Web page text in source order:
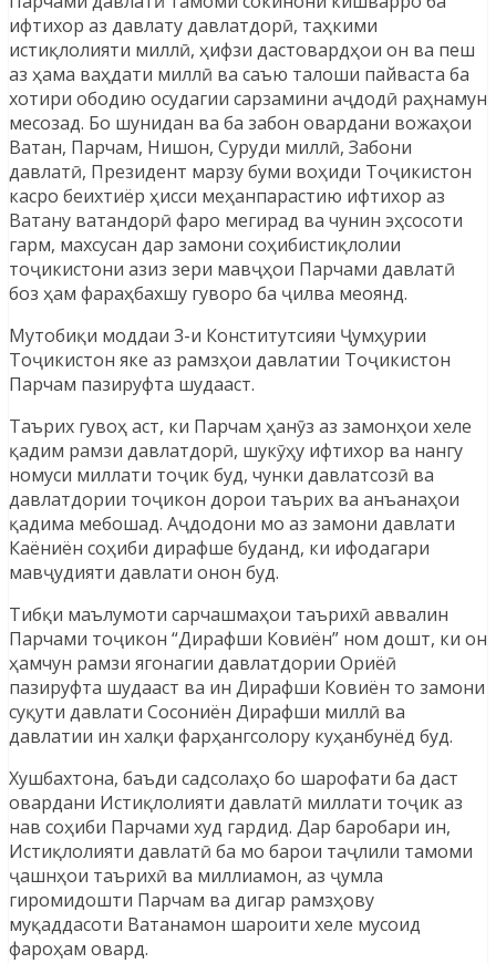
ифтихор аз давлату давлатдорӣ, таҳкими
истиқлолияти миллӣ, ҳифзи дастовардҳои он ва пеш
аз ҳама ваҳдати миллӣ ва саъю талоши пайваста ба
хотири ободию осудагии сарзамини аҷдодӣ раҳнамун
месозад. Бо шунидан ва ба забон овардани вожаҳои
Ватан, Парчам, Нишон, Суруди миллӣ, Забони
давлатӣ, Президент марзу буми воҳиди Тоҷикистон
касро беихтиёр ҳисси меҳанпарастию ифтихор аз
Ватану ватандорӣ фаро мегирад ва чунин эҳсосоти
гарм, махсусан дар замони соҳибистиқлолии
тоҷикистони азиз зери мавҷҳои Парчами давлатӣ
боз ҳам фараҳбахшу гуворо ба ҷилва меоянд.
Мутобиқи моддаи 3-и Конститутсияи Ҷумҳурии
Тоҷикистон яке аз рамзҳои давлатии Тоҷикистон
Парчам пазируфта шудааст.
Таърих гувоҳ аст, ки Парчам ҳанӯз аз замонҳои хеле
қадим рамзи давлатдорӣ, шукӯҳу ифтихор ва нангу
номуси миллати тоҷик буд, чунки давлатсозӣ ва
давлатдории тоҷикон дорои таърих ва анъанаҳои
қадима мебошад. Аҷдодони мо аз замони давлати
Каёниён соҳиби дирафше буданд, ки ифодагари
мавҷудияти давлати онон буд.
Тибқи маълумоти сарчашмаҳои таърихӣ аввалин
Парчами тоҷикон “Дирафши Ковиён” ном дошт, ки он
ҳамчун рамзи ягонагии давлатдории Ориёӣ
пазируфта шудааст ва ин Дирафши Ковиён то замони
суқути давлати Сосониён Дирафши миллӣ ва
давлатии ин халқи фарҳангсолору куҳанбунёд буд.
Хушбахтона, баъди садсолаҳо бо шарофати ба даст
овардани Истиқлолияти давлатӣ миллати тоҷик аз
нав соҳиби Парчами худ гардид. Дар баробари ин,
Истиқлолияти давлатӣ ба мо барои таҷлили тамоми
ҷашнҳои таърихӣ ва миллиамон, аз ҷумла
гиромидошти Парчам ва дигар рамзҳову
муқаддасоти Ватанамон шароити хеле мусоид
фароҳам овард.